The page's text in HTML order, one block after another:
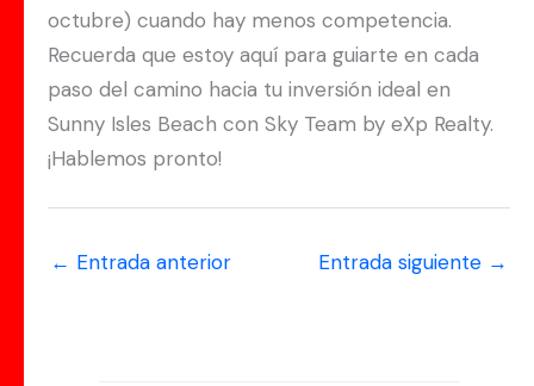
octubre) cuando hay menos competencia.
Recuerda que estoy aquí para guiarte en cada
paso del camino hacia tu inversión ideal en
Sunny Isles Beach con Sky Team by eXp Realty.
¡Hablemos pronto!
← Entrada anterior Entrada siguiente →